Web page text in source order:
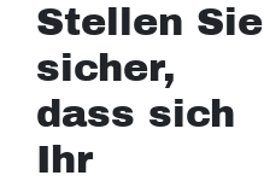
Stellen Sie
sicher,
dass sich
Ihr